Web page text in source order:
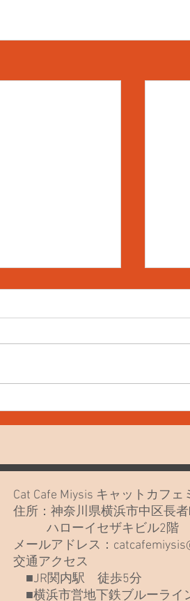
な
Cat Cafe Miysis キャットカフ
住所：神奈川県横浜市中区長
ハローイセザキビル2階
メールアドレス：
交通アクセス
■JR関内駅 徒歩5分
■横浜市営地下鉄ブルーラ